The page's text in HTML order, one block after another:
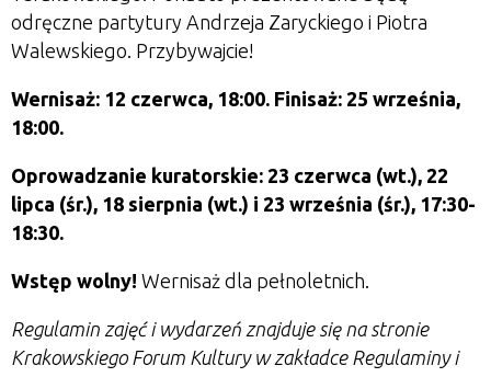
odręczne partytury Andrzeja Zaryckiego i Piotra
Walewskiego. Przybywajcie!
Wernisaż: 12 czerwca, 18:00. Finisaż: 25 września,
18:00.
Oprowadzanie kuratorskie: 23 czerwca (wt.), 22
lipca (śr.), 18 sierpnia (wt.) i 23 września (śr.), 17:30-
18:30.
Wstęp wolny! Wernisaż dla pełnoletnich.
Regulamin zajęć i wydarzeń znajduje się na stronie
Krakowskiego Forum Kultury w zakładce Regulaminy i